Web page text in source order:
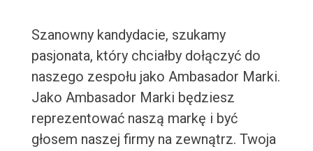
Szanowny kandydacie, szukamy
pasjonata, który chciałby dołączyć do
naszego zespołu jako Ambasador Marki.
Jako Ambasador Marki będziesz
reprezentować naszą markę i być
głosem naszej firmy na zewnątrz. Twoja